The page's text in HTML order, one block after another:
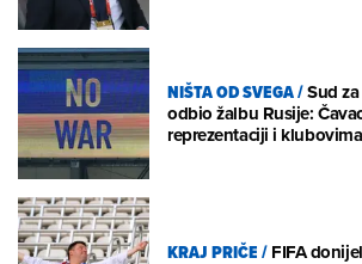
NIŠTA OD SVEGA/Sud
odbio žalbu Rusije:
reprezentaciji i klubovima
KRAJ PRIČE/FIFA